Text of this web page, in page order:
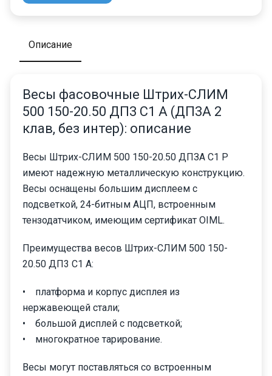
Описание
Весы фасовочные Штрих-СЛИМ
500 150-20.50 ДП3 С1 А (ДП3А 2
клав, без интер): описание
Весы Штрих-СЛИМ 500 150-20.50 ДПЗА С1 Р
имеют надежную металлическую конструкцию.
Весы оснащены большим дисплеем с
подсветкой, 24-битным АЦП, встроенным
тензодатчиком, имеющим сертификат OIML.
Преимущества весов Штрих-СЛИМ 500 150-
20.50 ДП3 С1 А:
• платформа и корпус дисплея из
нержавеющей стали;
• большой дисплей с подсветкой;
• многократное тарирование.
Весы могут поставляться со встроенным